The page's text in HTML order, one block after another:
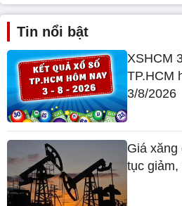
Tin nổi bật
XSHCM
TP.HCM
3/8/2026
Giá xăng
tục giảm,